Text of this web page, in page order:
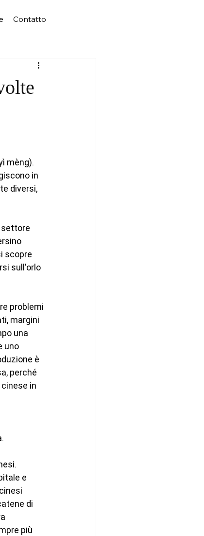
Contatto
mèng).
in
diversi,
settore
scopre
sull'orlo
problemi
margini
una
uno
è
perché
in
e
di
più